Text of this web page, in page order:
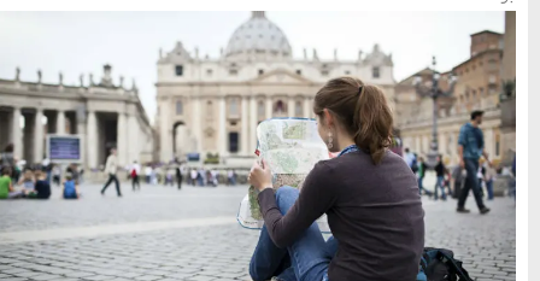
1402-02-14
معرفی بکرترین
سواحل دیدنی بوشهر
1402-11-24
خلیج عربی یا خلیج